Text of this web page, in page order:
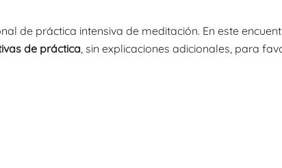
de práctica intensiva de meditación. En este
de práctica , sin explicaciones adicionales, para